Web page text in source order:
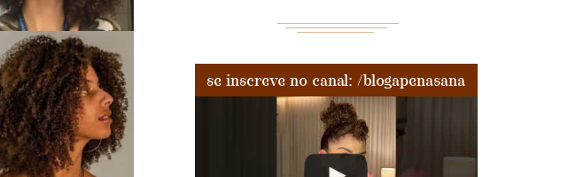
se inscreve no canal: /blogapenasana